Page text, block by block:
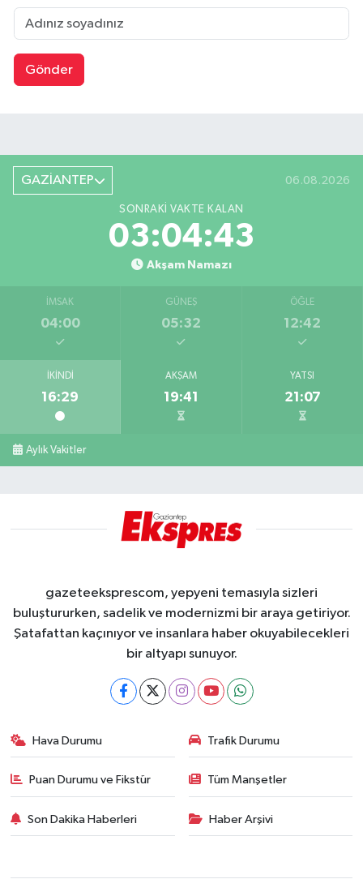
Gönder
GAZİANTEP 06.08.2026
SONRAKI VAKTE KALAN
03:04:42
Akşam Namazı
İMSAK
04:00
GÜNEŞ
05:32
ÖĞLE
12:42
İKINDI
16:29
AKŞAM
19:41
YATSI
21:07
Aylık Vakitler
gazeteeksprescom, yepyeni temasıyla sizleri
buluştururken, sadelik ve modernizmi bir araya getiriyor.
Şatafattan kaçınıyor ve insanlara haber okuyabilecekleri
bir altyapı sunuyor.
Hava Durumu Trafik Durumu
Puan Durumu ve Fikstür Tüm Manşetler
Son Dakika Haberleri Haber Arşivi